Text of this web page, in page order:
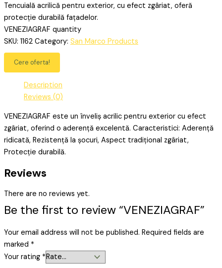
Tencuială acrilică pentru exterior, cu efect zgâriat, oferă
protecție durabilă fațadelor.
VENEZIAGRAF quantity
SKU: 1162 Category: San Marco Products
Cere oferta!
Description
Reviews (0)
VENEZIAGRAF este un înveliș acrilic pentru exterior cu efect
zgâriat, oferind o aderență excelentă. Caracteristici: Aderență
ridicată, Rezistență la șocuri, Aspect tradițional zgâriat,
Protecție durabilă.
Reviews
There are no reviews yet.
Be the first to review “VENEZIAGRAF”
Your email address will not be published. Required fields are
marked *
Your rating *